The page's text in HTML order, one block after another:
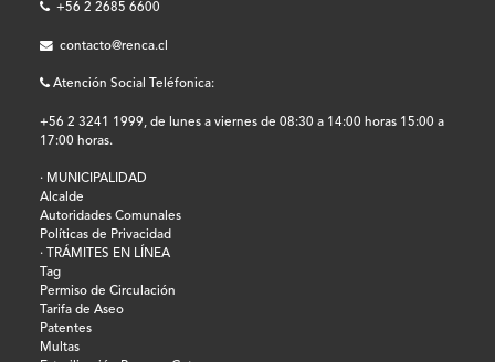
+56 2 2685 6600
contacto@renca.cl
Atención Social Teléfonica:
+56 2 3241 1999, de lunes a viernes de 08:30 a 14:00 horas 15:00 a
17:00 horas.
· MUNICIPALIDAD
Alcalde
Autoridades Comunales
Políticas de Privacidad
· TRÁMITES EN LÍNEA
Tag
Permiso de Circulación
Tarifa de Aseo
Patentes
Multas